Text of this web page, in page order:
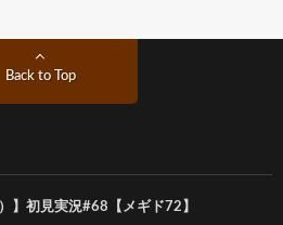
Back to Top
】初見実況#68【メギド72】